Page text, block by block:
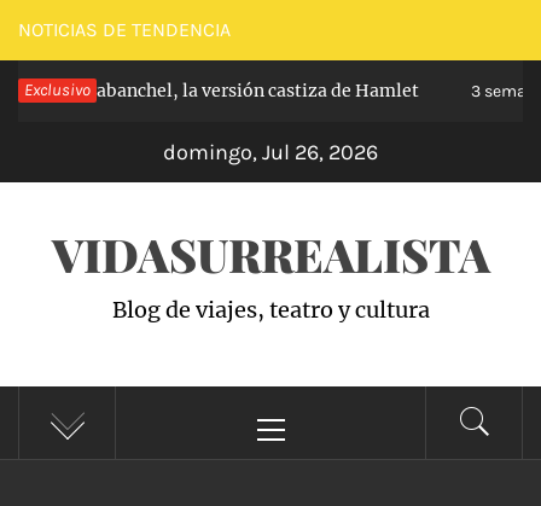
Saltar
al
contenido
NOTICIAS DE TENDENCIA
Exclusivo
de Carabanchel, la versión castiza de Hamlet 3
domingo, Jul 26, 2026
VIDASURREALISTA
Blog de viajes, teatro y cultura
principal